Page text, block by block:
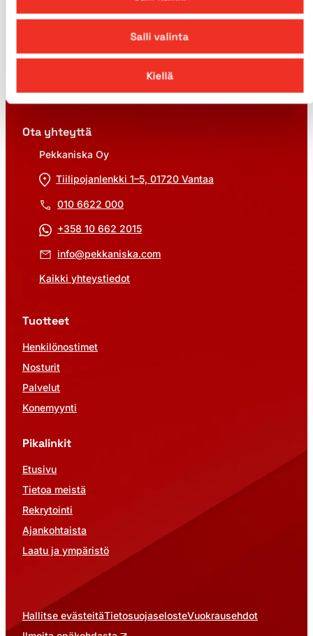
Salli valinta
Kiellä
Ota yhteyttä
Pekkaniska Oy
Tiilipojanlenkki 1–5, 01720 Vantaa
010 6622 000
+358 10 662 2015
info@pekkaniska.com
Kaikki yhteystiedot
Tuotteet
Henkilönostimet
Nosturit
Palvelut
Konemyynti
Pikalinkit
Etusivu
Tietoa meistä
Rekrytointi
Ajankohtaista
Laatu ja ympäristö
Hallitse evästeitäTietosuojaselosteVuokrausehdot